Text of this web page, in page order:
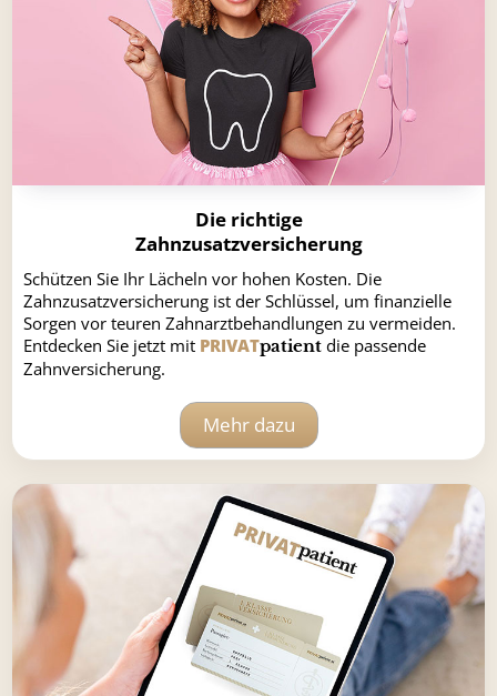
Die richtige
Zahnzusatzversicherung
Schützen Sie Ihr Lächeln vor hohen Kosten. Die
Zahnzusatzversicherung ist der Schlüssel, um finanzielle
Sorgen vor teuren Zahnarztbehandlungen zu vermeiden.
Entdecken Sie jetzt mit PRIVATpatient die passende
Zahnversicherung.
Mehr dazu